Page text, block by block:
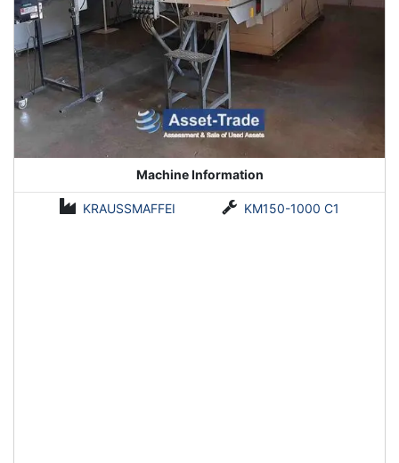
Machine Information
KRAUSSMAFFEI KM150-1000 C1